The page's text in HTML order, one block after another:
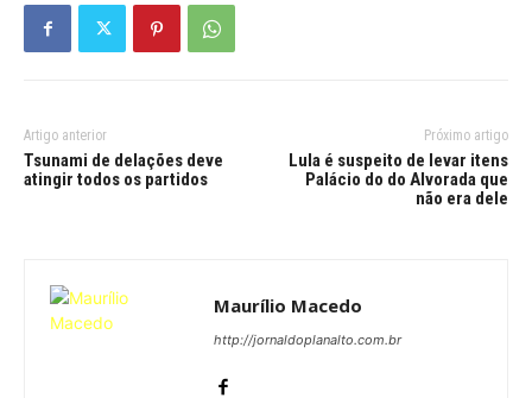
Artigo anterior
Tsunami de delações deve
atingir todos os partidos
Próximo artigo
Lula é suspeito de levar itens
Palácio do do Alvorada que
não era dele
Maurílio Macedo
http://jornaldoplanalto.com.br